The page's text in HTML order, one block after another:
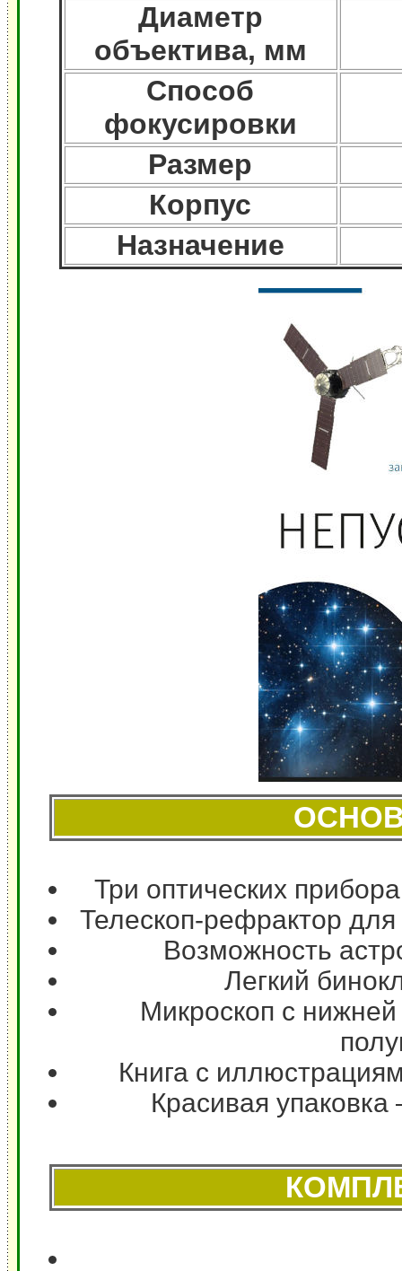
Диаметр
объектива, мм
Способ
фокусировки
Размер
Корпус
Назначение
Три оптических
Телескоп-рефрактор
Возможность
Легкий
Микроскоп с
Книга с
Красивая